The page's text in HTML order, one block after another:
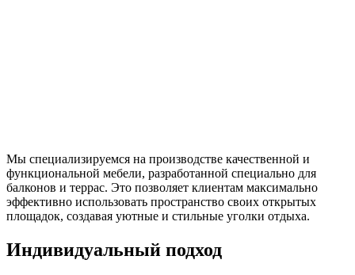
Мы специализируемся на производстве качественной и
функциональной мебели, разработанной специально для
балконов и террас. Это позволяет клиентам максимально
эффективно использовать пространство своих открытых
площадок, создавая уютные и стильные уголки отдыха.
Индивидуальный подход